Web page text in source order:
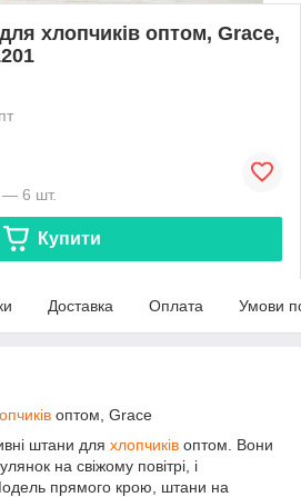
хлопчиків оптом, Grace,
— 6 шт.
Купити
Доставка Оплата Умови
оптом, Grace
штани для хлопчиків оптом. Вони
на свіжому повітрі, і
прямого крою, штани на